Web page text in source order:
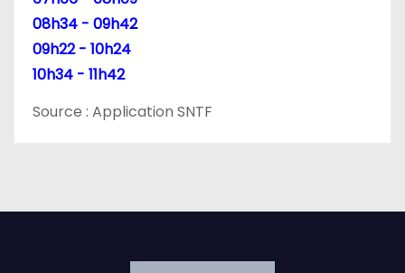
c
e
08h34 - 09h42
09h22 - 10h24
10h34 - 11h42
Source : Application SNTF